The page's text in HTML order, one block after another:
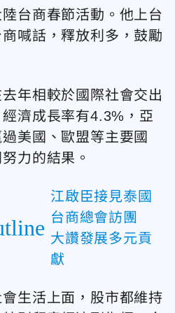
台商春節活動。他上台
喊話，釋放利多，鼓勵
年相較於國際社會交出
濟成長率有4.3%，亞
美國、歐盟等主要國
力的結果。
江啟臣接見泰國
台商總會訪團
大讚發展多元貢
獻
生活上面，股市都維持